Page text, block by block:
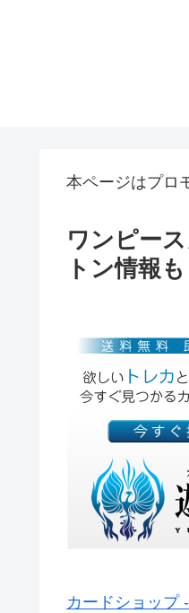
本ページはプロ
ワンピー
トン情報
カードショップ